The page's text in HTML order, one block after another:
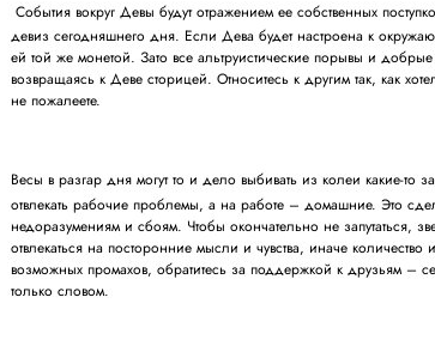
События вокруг Девы будут отражением ее собственных
девиз сегодняшнего дня. Если Дева будет настроена к
ей той же монетой. Зато все альтруистические порывы и
возвращаясь к Деве сторицей. Относитесь к другим так, как
не пожалеете.
Весы в разгар дня могут то и дело выбивать из колеи какие-
отвлекать рабочие проблемы, а на работе – домашние. Это
недоразумениям и сбоям. Чтобы окончательно не запутаться,
отвлекаться на посторонние мысли и чувства, иначе
возможных промахов, обратитесь за поддержкой к друзьям –
только словом.